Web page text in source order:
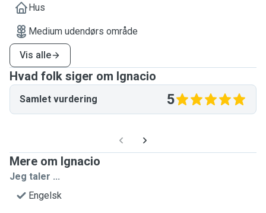
Hus
Medium udendørs område
Vis alle
Hvad folk siger om Ignacio
Samlet vurdering 5
Mere om Ignacio
Jeg taler ...
Engelsk